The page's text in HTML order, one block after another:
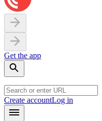
Get the app
Create accountLog in